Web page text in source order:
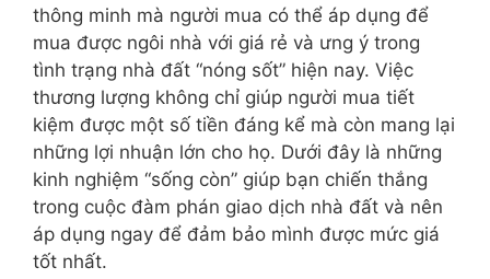
thông minh mà người mua có thể áp dụng để
mua được ngôi nhà với giá rẻ và ưng ý trong
tình trạng nhà đất “nóng sốt” hiện nay. Việc
thương lượng không chỉ giúp người mua tiết
kiệm được một số tiền đáng kể mà còn mang lại
những lợi nhuận lớn cho họ. Dưới đây là những
kinh nghiệm “sống còn” giúp bạn chiến thắng
trong cuộc đàm phán giao dịch nhà đất và nên
áp dụng ngay để đảm bảo mình được mức giá
tốt nhất.